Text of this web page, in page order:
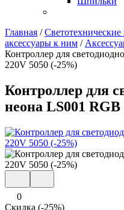
Главная /Светотехнические
аксессуары к ним /
Контроллер для
220V 5050 (-25%)
Контроллер для
неона LS001
0
Скидка (-25%)